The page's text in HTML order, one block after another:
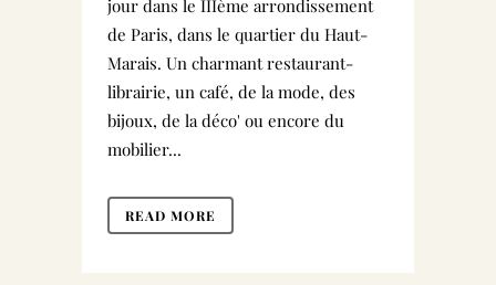
jour dans le IIIème arrondissement
de Paris, dans le quartier du Haut-
Marais. Un charmant restaurant-
librairie, un café, de la mode, des
bijoux, de la déco' ou encore du
mobilier...
READ MORE